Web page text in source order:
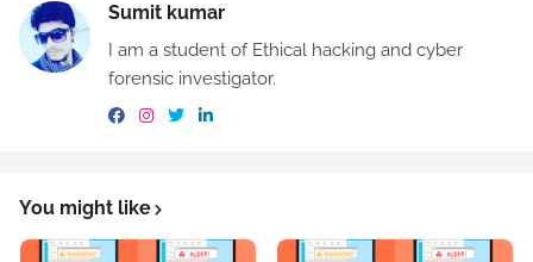
Sumit kumar
I am a student of Ethical hacking and cyber
forensic investigator.
You might like